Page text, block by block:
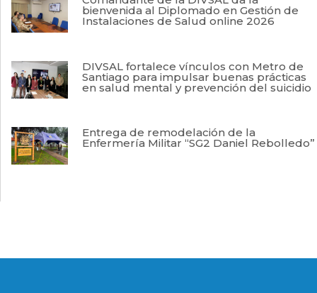
bienvenida al Diplomado en Gestión de
Instalaciones de Salud online 2026
DIVSAL fortalece vínculos con Metro de
Santiago para impulsar buenas prácticas
en salud mental y prevención del suicidio
Entrega de remodelación de la
Enfermería Militar “SG2 Daniel Rebolledo”